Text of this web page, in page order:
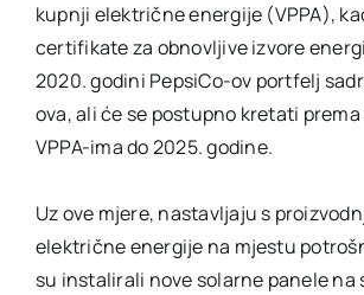
kupnji električne energije (VPPA),
certifikate za obnovljive izvore
2020. godini PepsiCo-ov portfelj
ova, ali će se postupno kretati prema
VPPA-ima do 2025. godine.
Uz ove mjere, nastavljaju s
električne energije na mjestu
su instalirali nove solarne panele na